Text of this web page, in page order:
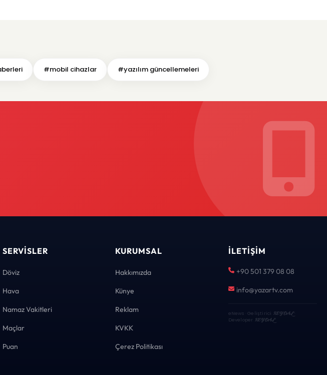
#mobil cihazlar #yazılım güncellemeleri
SERVISLER
Döviz
Hava
Namaz Vakitleri
Maçlar
Puan
KURUMSAL
Hakkımızda
Künye
Reklam
KVKK
Çerez Politikası
İLETIŞIM
+90 501 379 08 08
info@yazartv.com
eNews · Geliştirici KEYDAL·
Developer KEYDAL